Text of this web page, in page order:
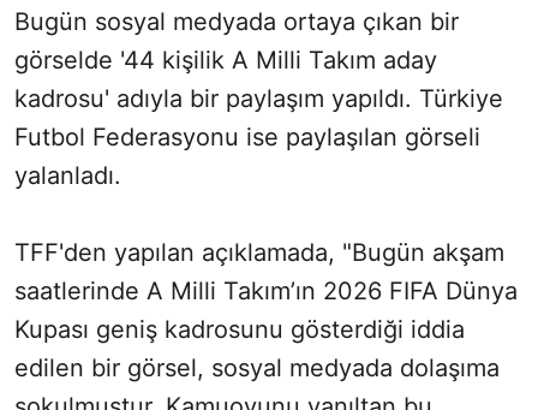
Bugün sosyal medyada ortaya çıkan bir
görselde '44 kişilik A Milli Takım aday
kadrosu' adıyla bir paylaşım yapıldı. Türkiye
Futbol Federasyonu ise paylaşılan görseli
yalanladı.
TFF'den yapılan açıklamada, "Bugün akşam
saatlerinde A Milli Takım’ın 2026 FIFA Dünya
Kupası geniş kadrosunu gösterdiği iddia
edilen bir görsel, sosyal medyada dolaşıma